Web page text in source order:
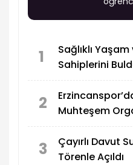
1
Sağlıklı
Sahiplerini
2
Muhteşem
3
Çayırlı Davut
Törenle Açıldı